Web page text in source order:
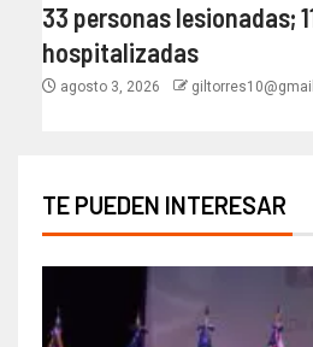
33 personas lesionadas;
hospitalizadas
agosto 3, 2026
TE PUEDEN INTERESAR